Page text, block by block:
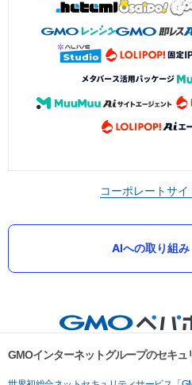
コーポレートサイ
AIへの取り組み
GMOインターネットグループのセキュ